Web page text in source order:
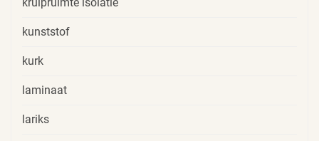
kruipruimte isolatie
kunststof
kurk
laminaat
lariks